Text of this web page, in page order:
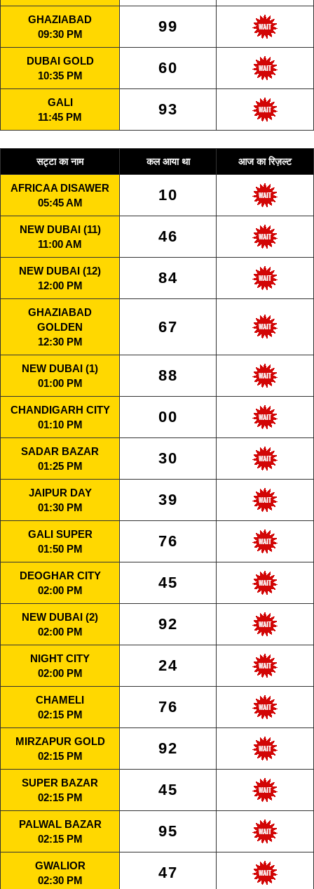
GHAZIABAD
09:30 PM
99
DUBAI GOLD
10:35 PM
60
GALI
11:45 PM
93
सट्टा का नाम कल आया था आज का रिज़ल्ट
AFRICAA DISAWER
05:45 AM
10
NEW DUBAI (11)
11:00 AM
46
NEW DUBAI (12)
12:00 PM
84
GHAZIABAD
GOLDEN
12:30 PM
67
NEW DUBAI (1)
01:00 PM
88
CHANDIGARH CITY
01:10 PM
00
SADAR BAZAR
01:25 PM
30
JAIPUR DAY
01:30 PM
39
GALI SUPER
01:50 PM
76
DEOGHAR CITY
02:00 PM
45
NEW DUBAI (2)
02:00 PM
92
NIGHT CITY
02:00 PM
24
CHAMELI
02:15 PM
76
MIRZAPUR GOLD
02:15 PM
92
SUPER BAZAR
02:15 PM
45
PALWAL BAZAR
02:15 PM
95
GWALIOR
02:30 PM
47